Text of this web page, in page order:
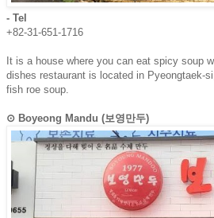
- Tel
+82-31-651-1716
It is a house where you can eat spicy soup
dishes restaurant is located in Pyeongtaek-
fish roe soup.
⊙ Boyeong Mandu (보영만두)